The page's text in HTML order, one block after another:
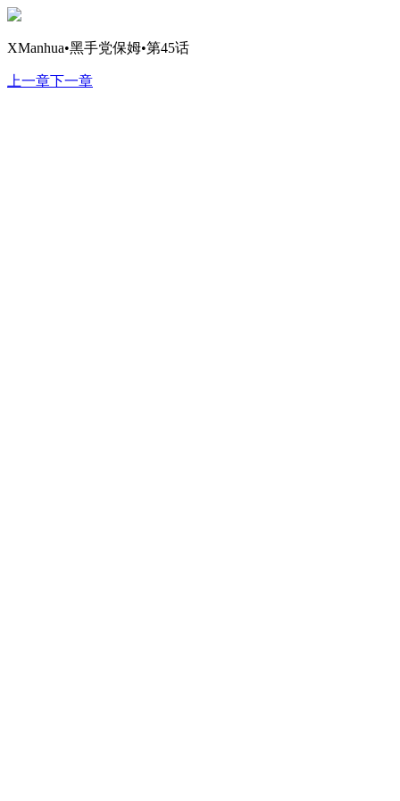
XManhua•黑手党保姆•第45话
上一章下一章